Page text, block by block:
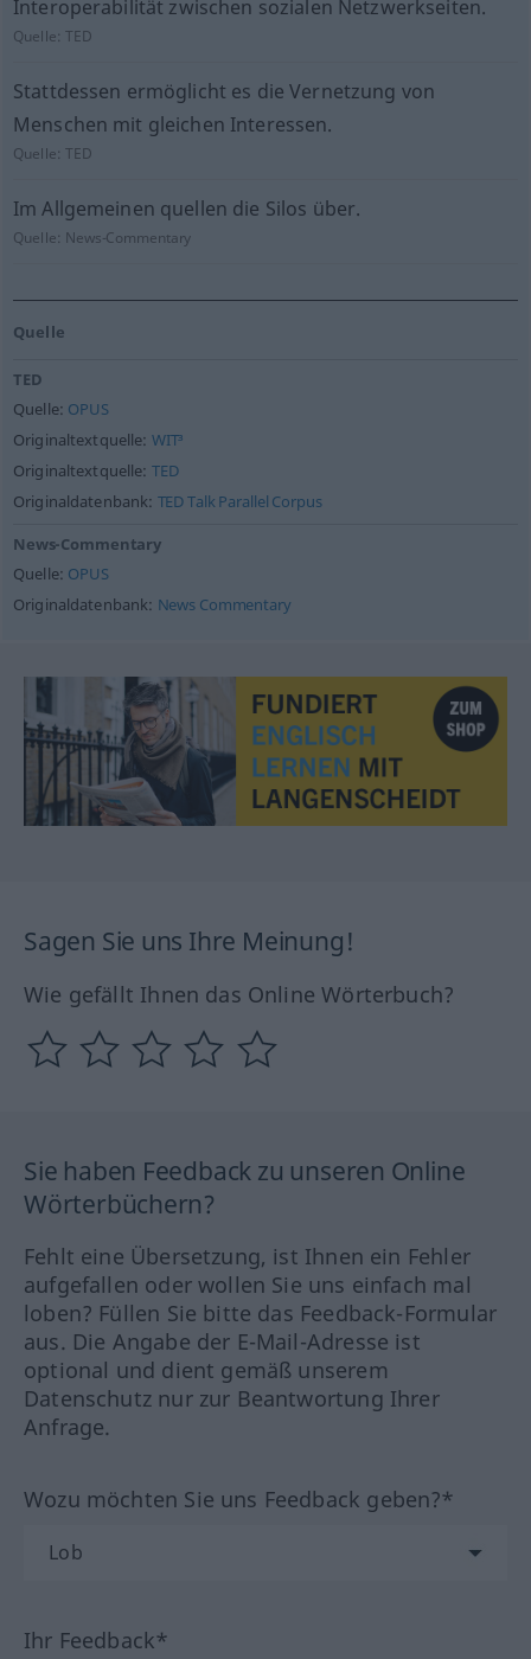
Interoperabilität zwischen sozialen Netzwerkseiten.
Quelle:TED
Stattdessen ermöglicht es die Vernetzung von
Menschen mit gleichen Interessen.
Quelle:TED
Im Allgemeinen quellen die Silos über.
Quelle: News-Commentary
Quelle
TED
Quelle: OPUS
Originaltextquelle: WIT³
Originaltextquelle: TED
Originaldatenbank: TED Talk Parallel Corpus
News-Commentary
Quelle: OPUS
Originaldatenbank: News Commentary
Sagen Sie uns Ihre Meinung!
Wie gefällt Ihnen das Online Wörterbuch?
Sie haben Feedback zu unseren Online
Wörterbüchern?
Fehlt eine Übersetzung, ist Ihnen ein Fehler
aufgefallen oder wollen Sie uns einfach mal
loben? Füllen Sie bitte das Feedback-Formular
aus. Die Angabe der E-Mail-Adresse ist
optional und dient gemäß unserem
Datenschutz nur zur Beantwortung Ihrer
Anfrage.
Wozu möchten Sie uns Feedback geben?*
Ihr Feedback*